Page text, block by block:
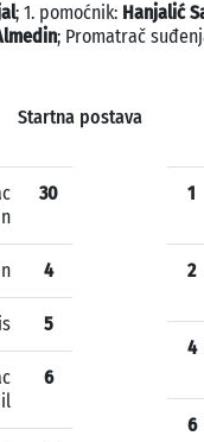
; 1. pomoćnik: Hanjalić
; Promatrač
Startna postava
30
4
5
6
1
2
4
6